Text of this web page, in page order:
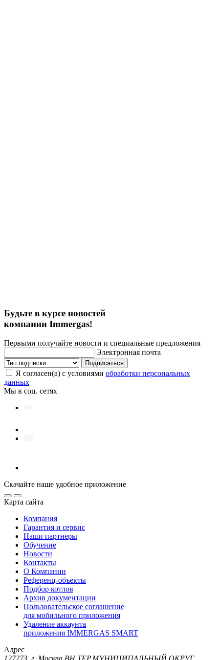
Будьте в курсе новостей
компании Immergas!
Первыми получайте новости и специальные предложения
Электронная почта
Подписаться
Я согласен(а) с условиями обработки персональных
данных
Мы в соц. сетях
Скачайте наше удобное приложение
Карта сайта
Компания
Гарантия и сервис
Наши партнеры
Обучение
Новости
Контакты
О Компании
Референц-объекты
Подбор котлов
Архив документации
Пользовательское соглашение
для мобильного приложения
Удаление аккаунта
приложения IMMERGAS SMART
Адрес
127273, г. Москва ВН.ТЕР.МУНИЦИПАЛЬНЫЙ ОКРУГ